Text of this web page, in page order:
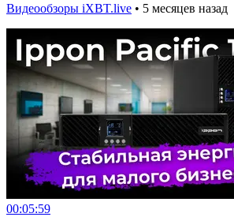
Видеообзоры iXBT.live • 5 месяцев назад
00:05:59